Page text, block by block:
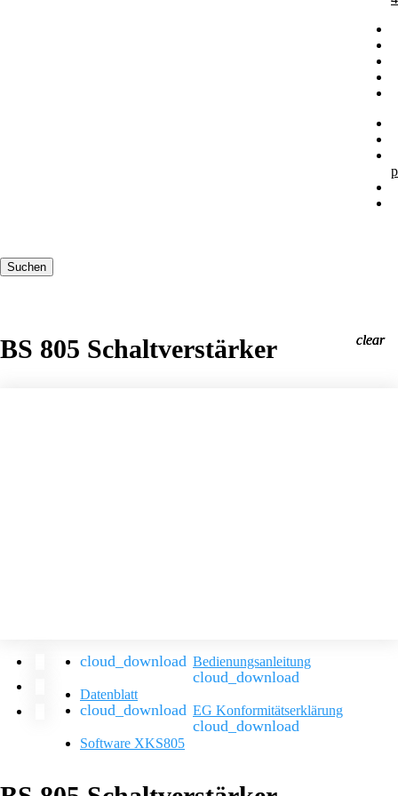
Suchen
BS 805 Schaltverstärker
Bedienungsanleitung
Datenblatt
EG Konformitätserklärung
Software XKS805
clear
clear
clear